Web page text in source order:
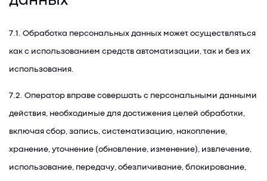
7.1. Обработка персональных данных может осуществляться
как с использованием средств автоматизации, так и без их
использования.
7.2. Оператор вправе совершать с персональными данными
действия, необходимые для достижения целей обработки,
включая сбор, запись, систематизацию, накопление,
хранение, уточнение (обновление, изменение), извлечение,
использование, передачу, обезличивание, блокирование,